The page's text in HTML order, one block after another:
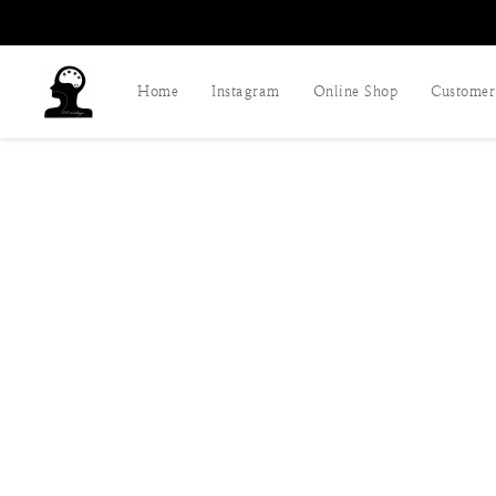
Home Instagram Online Shop